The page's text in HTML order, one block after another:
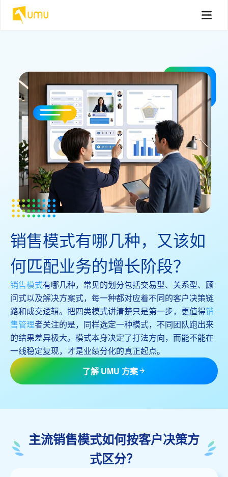
销售模式有哪几种，又该如
何匹配业务的增长阶段？
销售模式有哪几种，常见的划分包括交易型、关系型、顾
问式以及解决方案式，每一种都对应着不同的客户决策链
路和成交逻辑。把四类模式讲清楚只是第一步，更值得销
售管理者关注的是，同样选定一种模式，不同团队跑出来
的结果差异极大。模式本身决定了打法方向，而能不能在
一线稳定复现，才是业绩分化的真正起点。
了解 UMU 方案
主流销售模式如何按客户决策方
式区分？